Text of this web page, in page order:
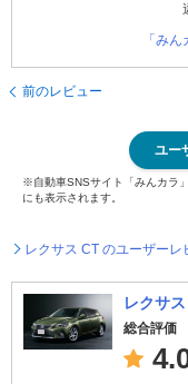
「み
前のレビュー
ユー
※自動車SNSサイト「みんカラ
にも表示されます。
レクサス CT のユーザー
レクサ
総合評価